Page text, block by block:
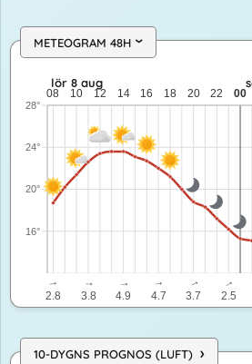
METEOGRAM 48H ›
lör 8 aug: 23,6 till 16,2 grader:
lör 8 aug
08 10 12 14 16 18 20 22 00
16°
20°
24°
28°
↓
2.8
↓
3.8
↓
4.9
↓
4.7
↓
3.7
↓
2.5
10-DYGNS PROGNOS (LUFT) ›